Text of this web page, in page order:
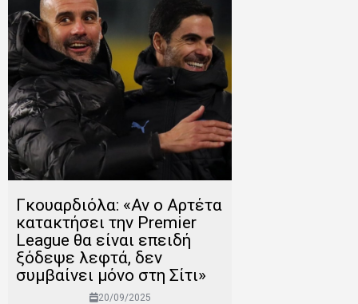
Γκουαρδιόλα: «Αν ο Αρτέτα
κατακτήσει την Premier
League θα είναι επειδή
ξόδεψε λεφτά, δεν
συμβαίνει μόνο στη Σίτι»
20/09/2025